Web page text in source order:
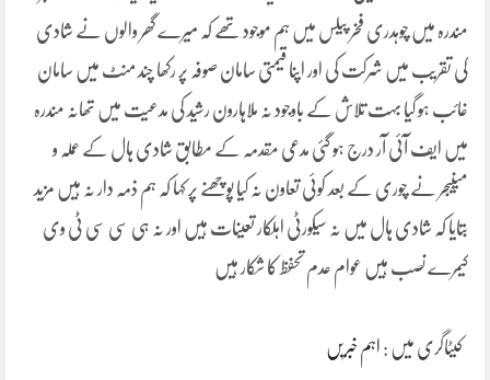
مندرہ میں چوہدری فخر پیلس میں ہم موجود تھے کہ میرے گھر والوں نے شادی
کی تقریب میں شرکت کی اور اپنا قیمتی سامان صوفہ پر رکھا چند منٹ میں سامان
غائب ہو گیا بہت تلاش کے باوجود نہ ملاہارون رشید کی مدعیت میں تھانہ مندرہ
میں ایف آئی آر درج ہو گئی مدعی مقدمہ کے مطابق شادی ہال کے عملہ و
مینیجر نے چوری کے بعد کوئی تعاون نہ کیا پوچھنے پر کہا کہ ہم ذمہ دار نہ ہیں مزید
بتایا کہ شادی ہال میں نہ سیکورٹی اہلکار تعینات ہیں اور نہ ہی سی سی ٹی وی
کیمرے نصب ہیں عوام عدم تحفظ کا شکار ہیں
کیٹاگری میں : اہم خبریں